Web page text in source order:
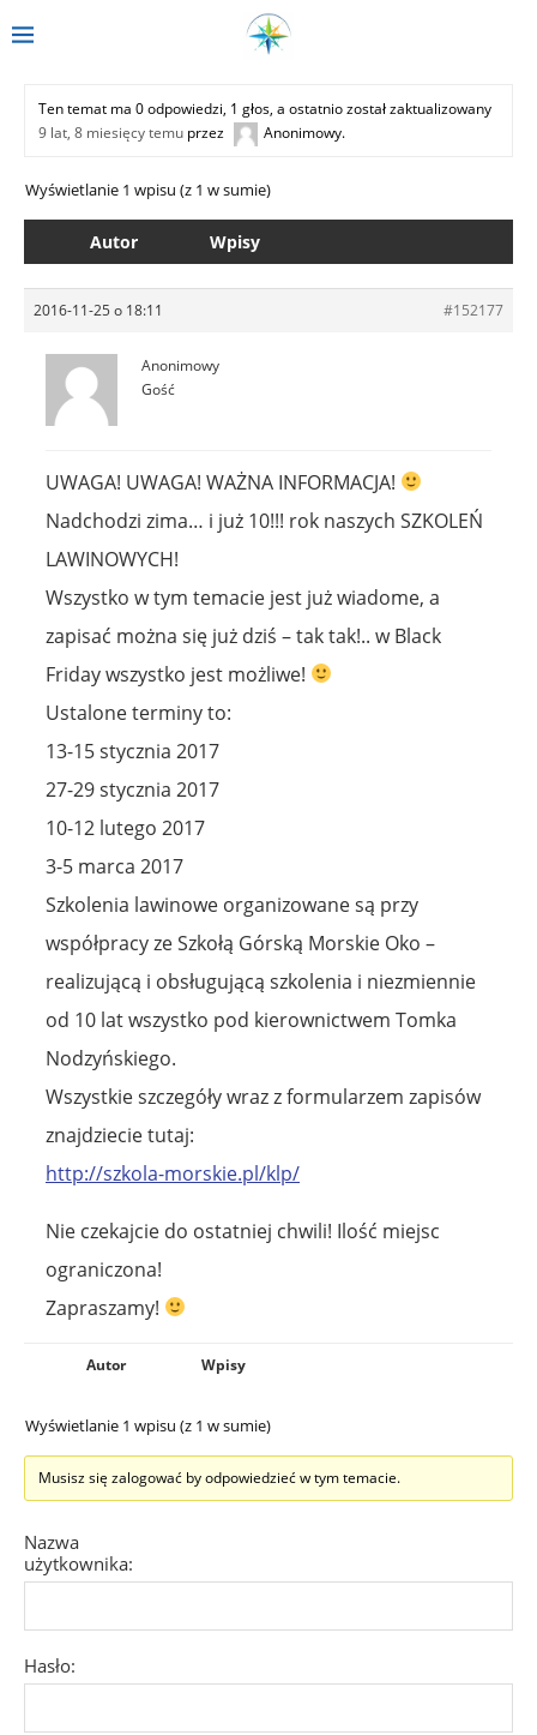
Ten temat ma 0 odpowiedzi, 1 głos, a ostatnio został zaktualizowany
9 lat, 8 miesięcy temu przez Anonimowy.
Wyświetlanie 1 wpisu (z 1 w sumie)
Autor Wpisy
2016-11-25 o 18:11 #152177
Anonimowy
Gość
UWAGA! UWAGA! WAŻNA INFORMACJA!
Nadchodzi zima… i już 10!!! rok naszych SZKOLEŃ
LAWINOWYCH!
Wszystko w tym temacie jest już wiadome, a
zapisać można się już dziś – tak tak!.. w Black
Friday wszystko jest możliwe!
Ustalone terminy to:
13-15 stycznia 2017
27-29 stycznia 2017
10-12 lutego 2017
3-5 marca 2017
Szkolenia lawinowe organizowane są przy
współpracy ze Szkołą Górską Morskie Oko –
realizującą i obsługującą szkolenia i niezmiennie
od 10 lat wszystko pod kierownictwem Tomka
Nodzyńskiego.
Wszystkie szczegóły wraz z formularzem zapisów
znajdziecie tutaj:
http://szkola-morskie.pl/klp/
Nie czekajcie do ostatniej chwili! Ilość miejsc
ograniczona!
Zapraszamy!
Autor Wpisy
Wyświetlanie 1 wpisu (z 1 w sumie)
Musisz się zalogować by odpowiedzieć w tym temacie.
Nazwa
użytkownika:
Hasło: